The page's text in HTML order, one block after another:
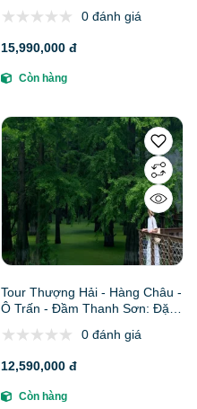
nghiệm đặt tour và công ty uy
0 đánh giá
15,990,000 đ
Còn hàng
Tour Thượng Hải - Hàng Châu -
Ô Trấn - Đầm Thanh Sơn: Đặc
nghiệm đặt tour và công ty uy
0 đánh giá
12,590,000 đ
Còn hàng